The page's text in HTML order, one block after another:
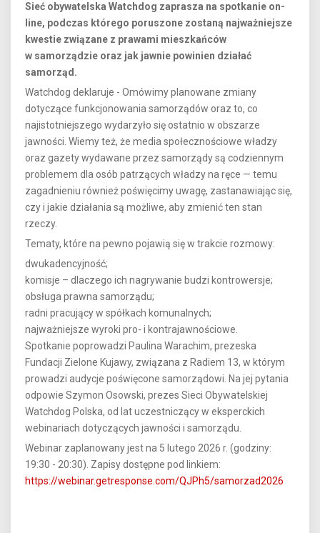
Sieć obywatelska Watchdog zaprasza na spotkanie on-
line, podczas którego poruszone zostaną najważniejsze
kwestie związane z prawami mieszkańców
w samorządzie oraz jak jawnie powinien działać
samorząd.
Watchdog deklaruje - Omówimy planowane zmiany
dotyczące funkcjonowania samorządów oraz to, co
najistotniejszego wydarzyło się ostatnio w obszarze
jawności. Wiemy też, że media społecznościowe władzy
oraz gazety wydawane przez samorządy są codziennym
problemem dla osób patrzących władzy na ręce — temu
zagadnieniu również poświęcimy uwagę, zastanawiając się,
czy i jakie działania są możliwe, aby zmienić ten stan
rzeczy.
Tematy, które na pewno pojawią się w trakcie rozmowy:
dwukadencyjność;
komisje – dlaczego ich nagrywanie budzi kontrowersje;
obsługa prawna samorządu;
radni pracujący w spółkach komunalnych;
najważniejsze wyroki pro- i kontrajawnościowe.
Spotkanie poprowadzi Paulina Warachim, prezeska
Fundacji Zielone Kujawy, związana z Radiem 13, w którym
prowadzi audycje poświęcone samorządowi. Na jej pytania
odpowie Szymon Osowski, prezes Sieci Obywatelskiej
Watchdog Polska, od lat uczestniczący w eksperckich
webinariach dotyczących jawności i samorządu.
Webinar zaplanowany jest na 5 lutego 2026 r. (godziny:
19:30 - 20:30). Zapisy dostępne pod linkiem:
https://webinar.getresponse.com/QJPh5/samorzad2026